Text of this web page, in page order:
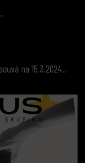
na 15.3.2024..